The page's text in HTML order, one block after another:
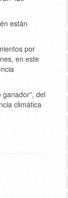
están
por
en este
ganador”, del
climática